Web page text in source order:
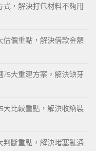
，解決打包材料不夠用
估價重點，解決借款金額
大重建方案，解決缺牙
大比較重點，解決收納裝
判斷重點，解決堵塞亂通